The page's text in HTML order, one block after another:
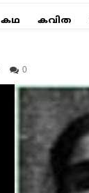
കഥ കവിത
0